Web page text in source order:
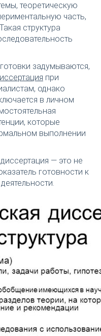
теоретическую
часть,
структура
задумываются,
при
однако
в личном
которые
выполнении
— это не
готовности к